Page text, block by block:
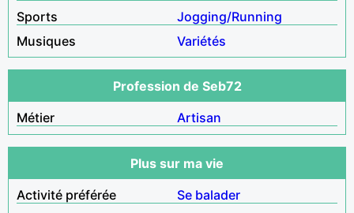
Sports
Jogging/Running
Musiques
Variétés
Profession de Seb72
Métier
Artisan
Plus sur ma vie
Activité préférée
Se balader